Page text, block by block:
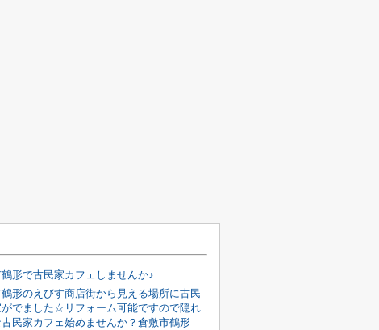
形で古民家カフェしませんか♪
形のえびす商店街から見える場所に古民
でました☆リフォーム可能ですので隠れ
民家カフェ始めませんか？倉敷市鶴形